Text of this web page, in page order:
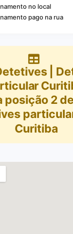
no local
pago na rua
|
posição 2 de
Curitiba